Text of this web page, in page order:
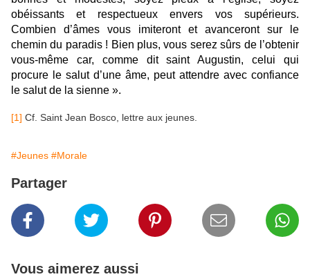
obéissants et respectueux envers vos supérieurs.
Combien d’âmes vous imiteront et avanceront sur le
chemin du paradis ! Bien plus, vous serez sûrs de l’obtenir
vous-même car, comme dit saint Augustin, celui qui
procure le salut d’une âme, peut attendre avec confiance
le salut de la sienne ».
[1] Cf. Saint Jean Bosco, lettre aux jeunes.
#Jeunes #Morale
Partager
Vous aimerez aussi